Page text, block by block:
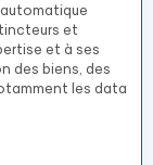
et
et à ses
des biens, des
les data